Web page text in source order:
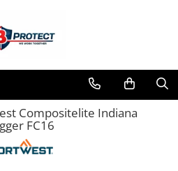
Compositelite Indiana
FC16